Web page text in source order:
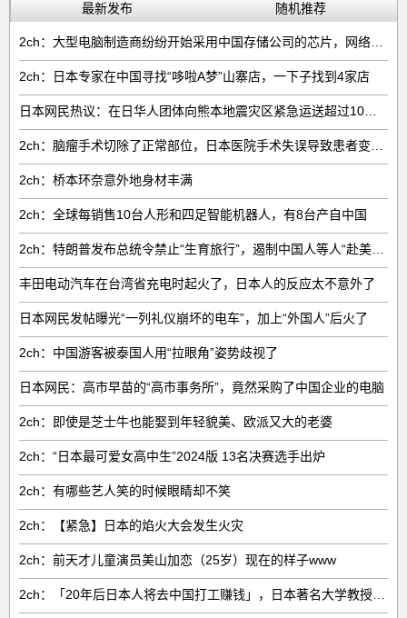
最新发布 随机推荐
2ch：日本专家在中国寻找“哆啦A梦”山寨店，一下子找到4家店
2ch：桥本环奈意外地身材丰满
2ch：全球每销售‌10台人形和四足智能机器人‌，有‌8台‌产自中国
丰田电动汽车在台湾省充电时起火了，日本人的反应太不意外了
日本网民发帖曝光“一列礼仪崩坏的电车”，加上“外国人”后火了
2ch：中国游客被泰国人用“拉眼角”姿势歧视了
日本网民：高市早苗的“高市事务所”，竟然采购了中国企业的电脑
2ch：即使是芝士牛也能娶到年轻貌美、欧派又大的老婆
2ch：“日本最可爱女高中生”2024版 13名决赛选手出炉
2ch：有哪些艺人笑的时候眼睛却不笑
2ch：【紧急】日本的焰火大会发生火灾
2ch：前天才儿童演员美山加恋（25岁）现在的样子www